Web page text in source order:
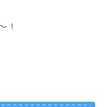
！